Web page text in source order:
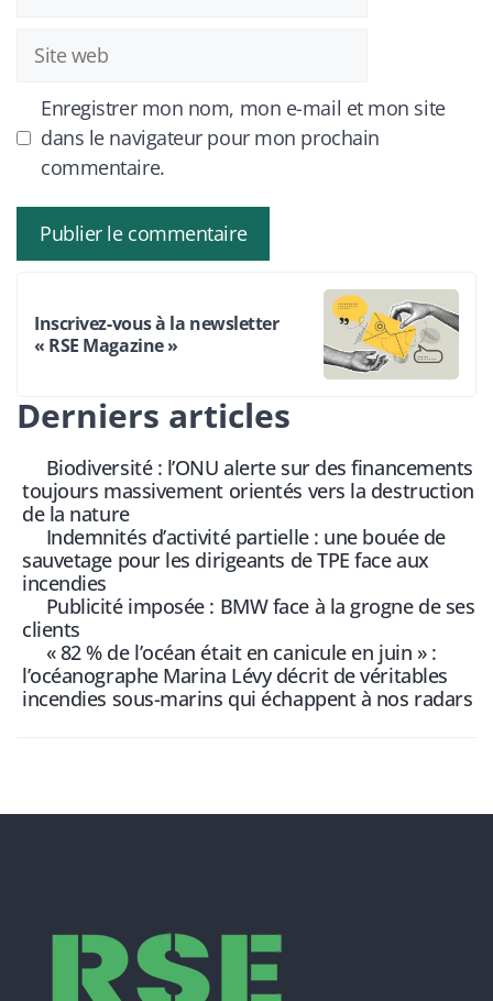
mail
Site
web
Enregistrer mon nom, mon e-mail et mon site
dans le navigateur pour mon prochain
commentaire.
Inscrivez-vous à la newsletter
« RSE Magazine »
Derniers articles
Biodiversité : l’ONU alerte sur des financements
toujours massivement orientés vers la destruction
de la nature
Indemnités d’activité partielle : une bouée de
sauvetage pour les dirigeants de TPE face aux
incendies
Publicité imposée : BMW face à la grogne de ses
clients
« 82 % de l’océan était en canicule en juin » :
l’océanographe Marina Lévy décrit de véritables
incendies sous-marins qui échappent à nos radars